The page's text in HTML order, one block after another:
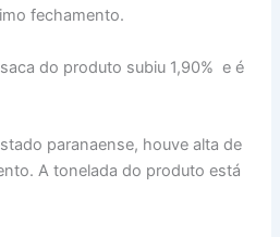
fechamento.
do produto subiu 1,90% e é
paranaense, houve alta de
A tonelada do produto está